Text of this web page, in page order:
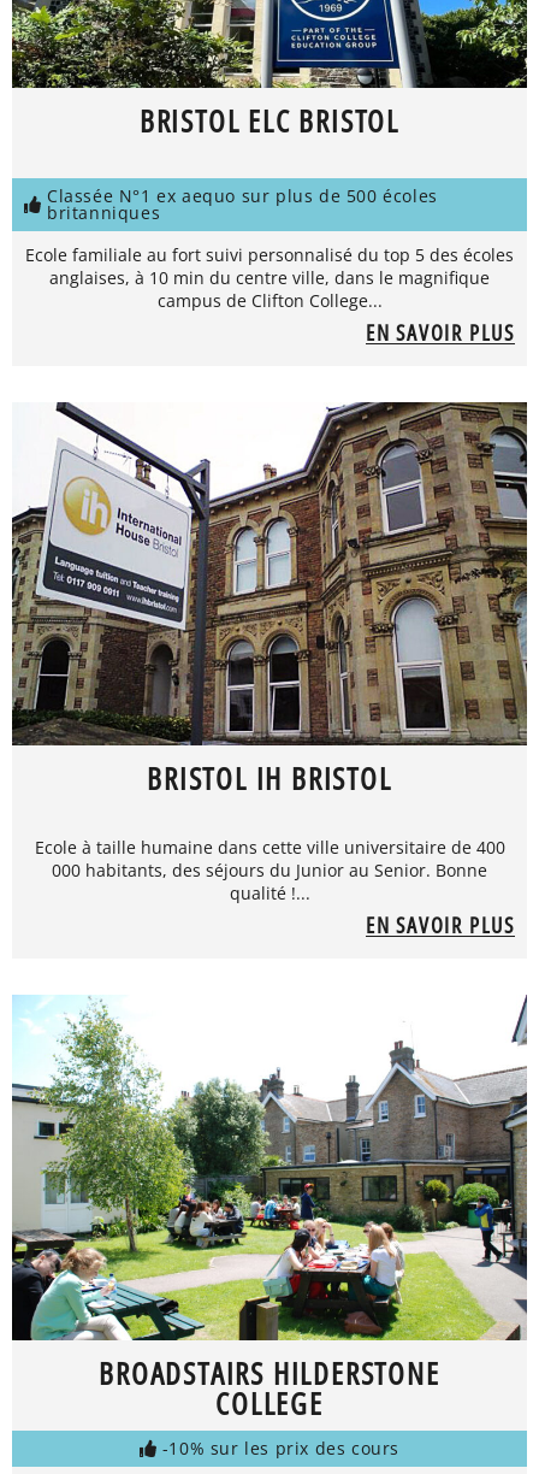
BRISTOL ELC BRISTOL
Classée N°1 ex aequo sur plus de 500 écoles
britanniques
Ecole familiale au fort suivi personnalisé du top 5 des écoles
anglaises, à 10 min du centre ville, dans le magnifique
campus de Clifton College...
EN SAVOIR PLUS
BRISTOL IH BRISTOL
Ecole à taille humaine dans cette ville universitaire de 400
000 habitants, des séjours du Junior au Senior. Bonne
qualité !...
EN SAVOIR PLUS
BROADSTAIRS HILDERSTONE
COLLEGE
-10% sur les prix des cours